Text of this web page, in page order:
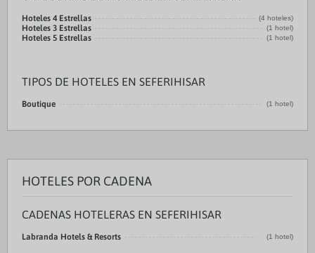
Hoteles 4 Estrellas (4 hoteles)
Hoteles 3 Estrellas (1 hotel)
Hoteles 5 Estrellas (1 hotel)
TIPOS DE HOTELES EN SEFERIHISAR
Boutique (1 hotel)
HOTELES POR CADENA
CADENAS HOTELERAS EN SEFERIHISAR
Labranda Hotels & Resorts (1 hotel)